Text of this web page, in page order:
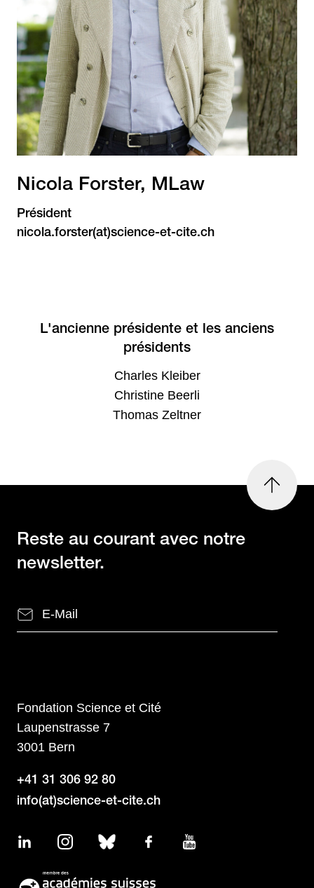
Nicola Forster, MLaw
Président
nicola.forster(at)science-et-cite.ch
L'ancienne présidente et les anciens
présidents
Charles Kleiber
Christine Beerli
Thomas Zeltner
haut
de
Reste au courant avec notre
newsletter.
Fondation Science et Cité
Laupenstrasse 7
3001 Bern
+41 31 306 92 80
info(at)science-et-cite.ch
LinkedInInstagramBluesky Facebook